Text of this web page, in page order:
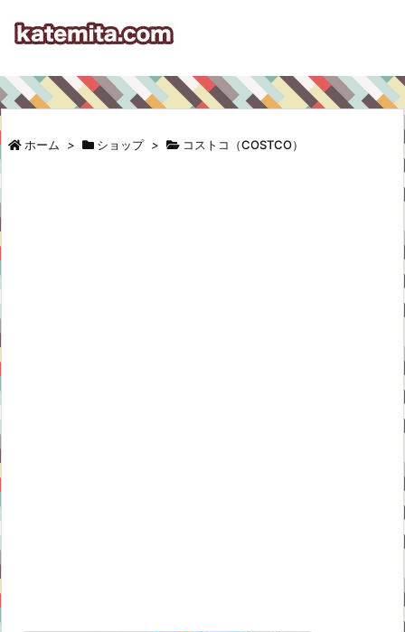
ホーム > ショップ > コストコ（COSTCO）